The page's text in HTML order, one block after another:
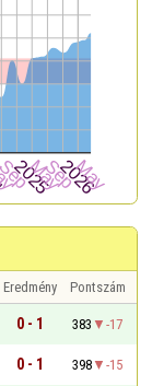
Eredmény
Pontszám
0 - 1 383
-17
0 - 1 398
-15